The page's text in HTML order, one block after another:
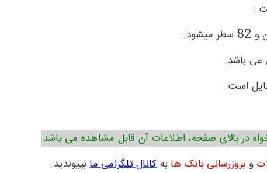
:
و 82 سطر میشود.
می باشد.
است.
در بالای صفحه، اطلاعات آن قابل مشاهده می باشد.
و بروزرسانی بانک ها بهکانال تلگرامی مابپیوندید.